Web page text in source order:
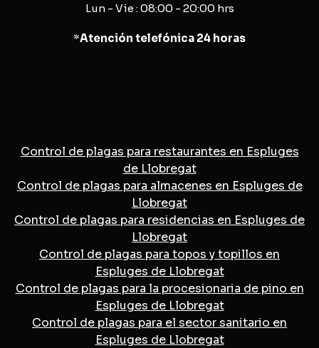
Lun - Vie : 08:00 - 20:00 hrs
*Atención telefónica 24 horas
Control de plagas para restaurantes en Espluges
de Llobregat
Control de plagas para almacenes en Espluges de
Llobregat
Control de plagas para residencias en Espluges de
Llobregat
Control de plagas para topos y topillos en
Espluges de Llobregat
Control de plagas para la procesionaria de pino en
Espluges de Llobregat
Control de plagas para el sector sanitario en
Espluges de Llobregat